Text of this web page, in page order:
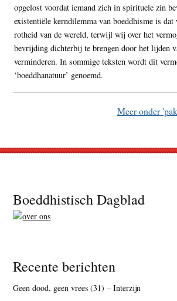
opgelost voordat iemand zich in spirituele zin
existentiële kerndilemma van boeddhisme is
rotheid van de wereld, terwijl wij over het
bevrijding dichterbij te brengen door het lijden
verminderen. In sommige teksten wordt dit
‘boeddhanatuur’ genoemd.
Meer onder
Footer
Boeddhistisch Dagblad
Recente berichten
Geen dood, geen vrees (31) – Interzijn